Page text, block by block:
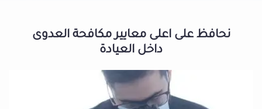
نحافظ على اعلى معايير مكافحة العدوى
داخل العيادة